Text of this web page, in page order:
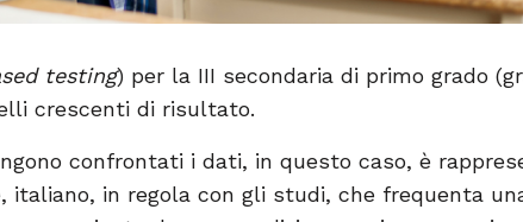
testing) per la III secondaria di primo grado
crescenti di risultato.
confrontati i dati, in questo caso, è
italiano, in regola con gli studi, che frequenta